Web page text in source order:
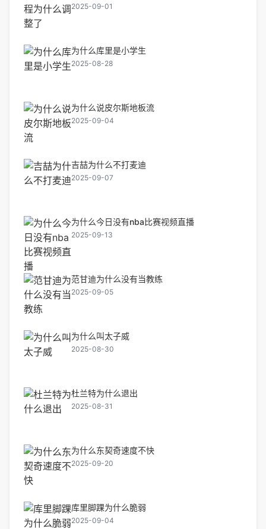
2025-09-01
为什么库里是小学生
2025-08-28
为什么说皮尔斯地板流
2025-09-04
吉喆为什么不打麦迪
2025-09-07
为什么今日没有nba比赛视频直播
2025-09-13
范甘迪为什么没有当教练
2025-09-05
为什么叫太子威
2025-08-30
杜兰特为什么退出
2025-08-31
为什么东契奇速度不快
2025-09-20
库里脚踝为什么脆弱
2025-09-04